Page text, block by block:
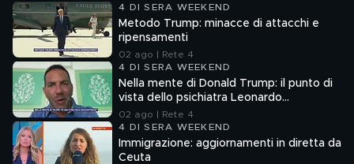
4 DI SERA WEEKEND
Metodo Trump: minacce di attacchi e
ripensamenti
02 ago | Rete 4
4 DI SERA WEEKEND
Nella mente di Donald Trump: il punto di
vista dello psichiatra Leonardo
Mendolicchio
02 ago | Rete 4
4 DI SERA WEEKEND
Immigrazione: aggiornamenti in diretta da
Ceuta